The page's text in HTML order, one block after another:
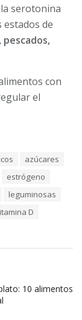
serotonina
de
pescados,
con
el
azúcares
estrógeno
leguminosas
D
10 alimentos